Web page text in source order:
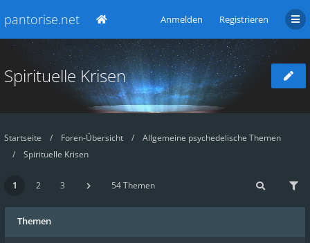
pantorise.net Anmelden Registrieren
Spirituelle Krisen
Startseite Foren-Übersicht
Allgemeine psychedelische Themen
Spirituelle Krisen
1 2 3 54 Themen
Themen